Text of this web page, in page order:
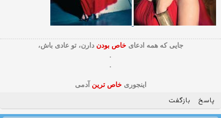
جایی که همه ادعایخاص بودن دارن، تو عادی باش،
.
.
اینجوریخاص ترین آدمی
پاسخ بازگفت